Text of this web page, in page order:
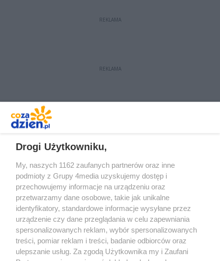
REKLAMA
REKLAMA
Redakcja Reklama Prywatność
Praca Łódź
the:protocol
Drogi Użytkowniku,
My, naszych 1162 zaufanych partnerów oraz inne
podmioty z Grupy 4media uzyskujemy dostęp i
przechowujemy informacje na urządzeniu oraz
przetwarzamy dane osobowe, takie jak unikalne
identyfikatory, standardowe informacje wysyłane przez
urządzenie czy dane przeglądania w celu zapewniania
spersonalizowanych reklam, wybór spersonalizowanych
treści, pomiar reklam i treści, badanie odbiorców oraz
ulepszanie usług. Za zgodą Użytkownika my i Zaufani